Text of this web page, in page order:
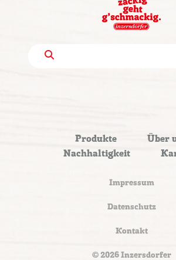
Produkte
Über
Nachhaltigkeit
Impressum
Datenschutz
Kontakt
© 2026 Inzersdorfer